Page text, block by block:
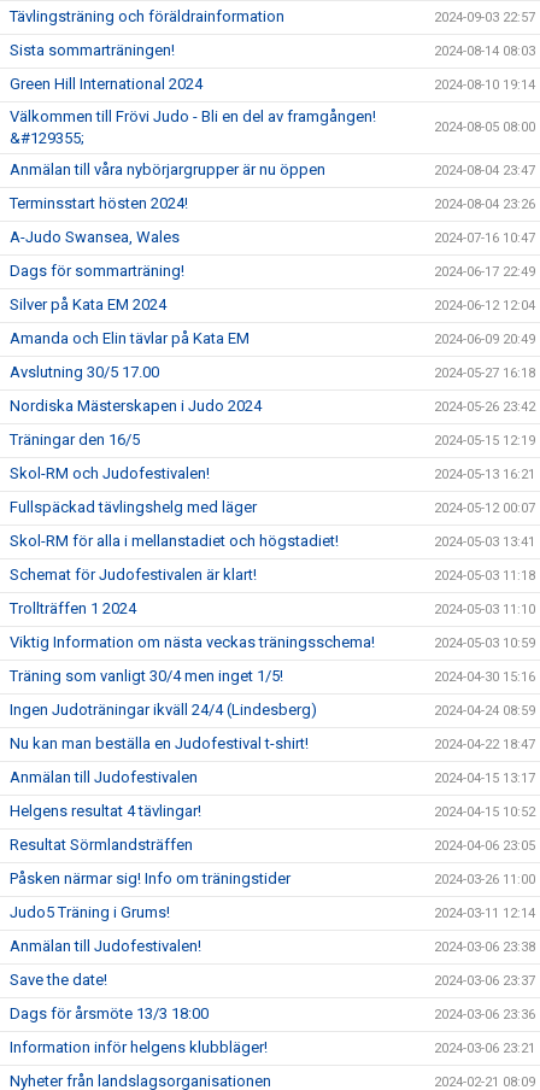
Tävlingsträning och föräldrainformation 2024-09-03 22:57
Sista sommarträningen! 2024-08-14 08:03
Green Hill International 2024 2024-08-10 19:14
Välkommen till Frövi Judo - Bli en del av framgången!
&#129355;
2024-08-05 08:00
Anmälan till våra nybörjargrupper är nu öppen 2024-08-04 23:47
Terminsstart hösten 2024! 2024-08-04 23:26
A-Judo Swansea, Wales 2024-07-16 10:47
Dags för sommarträning! 2024-06-17 22:49
Silver på Kata EM 2024 2024-06-12 12:04
Amanda och Elin tävlar på Kata EM 2024-06-09 20:49
Avslutning 30/5 17.00 2024-05-27 16:18
Nordiska Mästerskapen i Judo 2024 2024-05-26 23:42
Träningar den 16/5 2024-05-15 12:19
Skol-RM och Judofestivalen! 2024-05-13 16:21
Fullspäckad tävlingshelg med läger 2024-05-12 00:07
Skol-RM för alla i mellanstadiet och högstadiet! 2024-05-03 13:41
Schemat för Judofestivalen är klart! 2024-05-03 11:18
Trollträffen 1 2024 2024-05-03 11:10
Viktig Information om nästa veckas träningsschema! 2024-05-03 10:59
Träning som vanligt 30/4 men inget 1/5! 2024-04-30 15:16
Ingen Judoträningar ikväll 24/4 (Lindesberg) 2024-04-24 08:59
Nu kan man beställa en Judofestival t-shirt! 2024-04-22 18:47
Anmälan till Judofestivalen 2024-04-15 13:17
Helgens resultat 4 tävlingar! 2024-04-15 10:52
Resultat Sörmlandsträffen 2024-04-06 23:05
Påsken närmar sig! Info om träningstider 2024-03-26 11:00
Judo5 Träning i Grums! 2024-03-11 12:14
Anmälan till Judofestivalen! 2024-03-06 23:38
Save the date! 2024-03-06 23:37
Dags för årsmöte 13/3 18:00 2024-03-06 23:36
Information inför helgens klubbläger! 2024-03-06 23:21
Nyheter från landslagsorganisationen 2024-02-21 08:09